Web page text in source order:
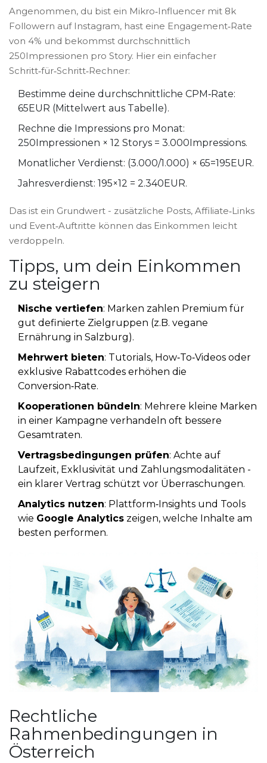
Angenommen, du bist ein Mikro‑Influencer mit 8k
Followern auf Instagram, hast eine Engagement‑Rate
von 4% und bekommst durchschnittlich
250Impressionen pro Story. Hier ein einfacher
Schritt‑für‑Schritt‑Rechner:
Bestimme deine durchschnittliche CPM‑Rate:
65EUR (Mittelwert aus Tabelle).
Rechne die Impressions pro Monat:
250Impressionen × 12 Storys = 3.000Impressions.
Monatlicher Verdienst: (3.000/1.000) × 65=195EUR.
Jahresverdienst: 195×12 = 2.340EUR.
Das ist ein Grundwert - zusätzliche Posts, Affiliate‑Links
und Event‑Auftritte können das Einkommen leicht
verdoppeln.
Tipps, um dein Einkommen
zu steigern
Nische vertiefen: Marken zahlen Premium für
gut definierte Zielgruppen (z.B. vegane
Ernährung in Salzburg).
Mehrwert bieten: Tutorials, How‑To‑Videos oder
exklusive Rabattcodes erhöhen die
Conversion‑Rate.
Kooperationen bündeln: Mehrere kleine Marken
in einer Kampagne verhandeln oft bessere
Gesamtraten.
Vertragsbedingungen prüfen: Achte auf
Laufzeit, Exklusivität und Zahlungsmodalitäten -
ein klarer Vertrag schützt vor Überraschungen.
Analytics nutzen: Plattform‑Insights und Tools
wie Google Analytics zeigen, welche Inhalte am
besten performen.
Rechtliche
Rahmenbedingungen in
Österreich